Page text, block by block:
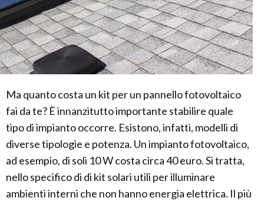
Ma quanto costa un kit per un pannello fotovoltaico
fai da te? È innanzitutto importante stabilire quale
tipo di impianto occorre. Esistono, infatti, modelli di
diverse tipologie e potenza. Un impianto fotovoltaico,
ad esempio, di soli 10 W costa circa 40 euro. Si tratta,
nello specifico di di kit solari utili per illuminare
ambienti interni che non hanno energia elettrica. Il più